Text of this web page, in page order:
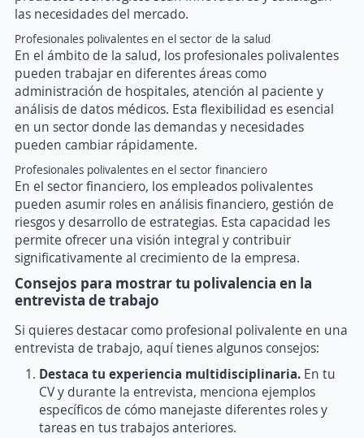
las necesidades del mercado.
Profesionales polivalentes en el sector de la salud
En el ámbito de la salud, los profesionales polivalentes
pueden trabajar en diferentes áreas como
administración de hospitales, atención al paciente y
análisis de datos médicos. Esta flexibilidad es esencial
en un sector donde las demandas y necesidades
pueden cambiar rápidamente.
Profesionales polivalentes en el sector financiero
En el sector financiero, los empleados polivalentes
pueden asumir roles en análisis financiero, gestión de
riesgos y desarrollo de estrategias. Esta capacidad les
permite ofrecer una visión integral y contribuir
significativamente al crecimiento de la empresa.
Consejos para mostrar tu polivalencia en la
entrevista de trabajo
Si quieres destacar como profesional polivalente en una
entrevista de trabajo, aquí tienes algunos consejos:
Destaca tu experiencia multidisciplinaria. En tu
CV y durante la entrevista, menciona ejemplos
específicos de cómo manejaste diferentes roles y
tareas en tus trabajos anteriores.